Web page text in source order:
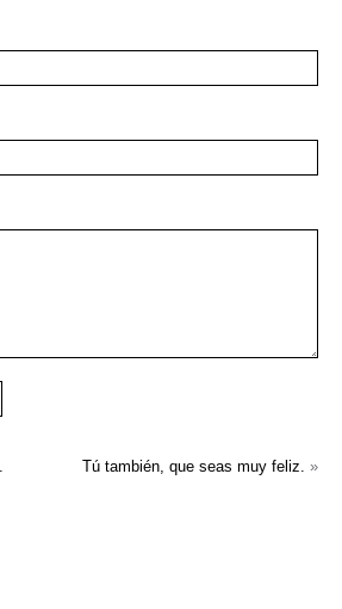
Tú también, que seas muy feliz. »